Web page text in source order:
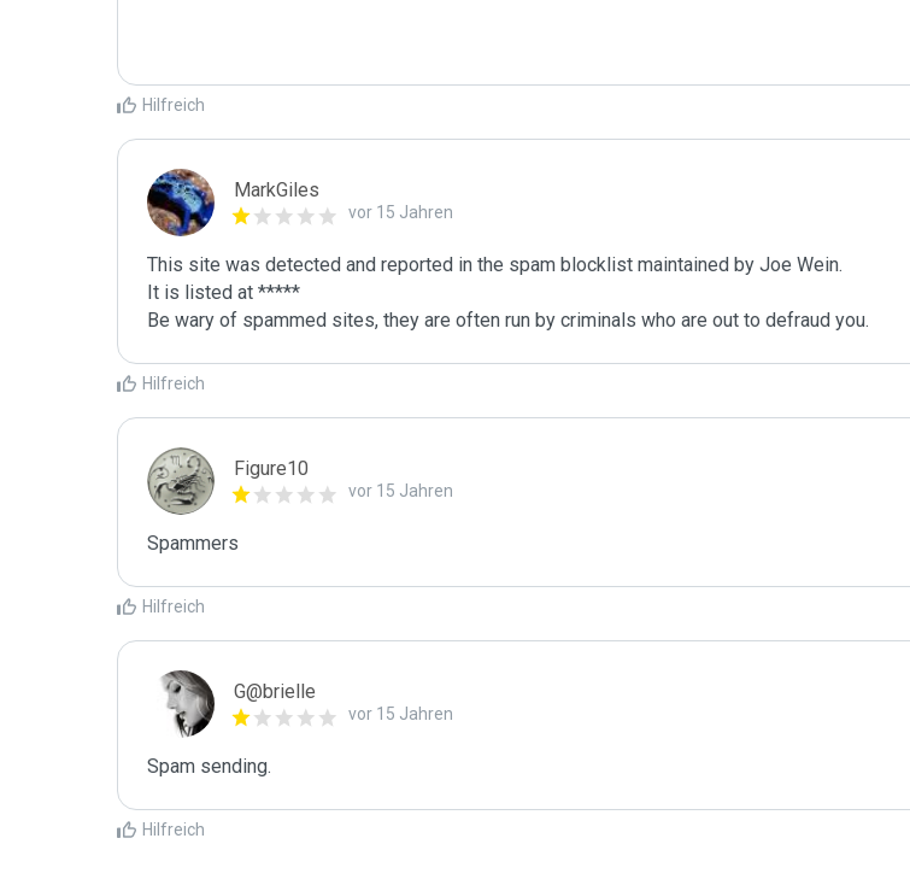
Hilfreich
MarkGiles
vor 15 Jahren
This site was detected and reported in the spam blocklist maintained by Joe Wein.
It is listed at *****
Be wary of spammed sites, they are often run by criminals who are out to defraud you.
Hilfreich
Figure10
vor 15 Jahren
Spammers
Hilfreich
G@brielle
vor 15 Jahren
Spam sending.
Hilfreich